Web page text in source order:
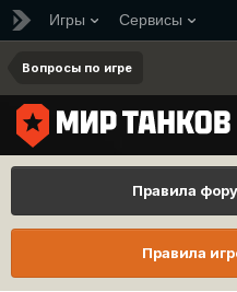
Игры Сервисы
Вопросы по игре
Правила
Правила